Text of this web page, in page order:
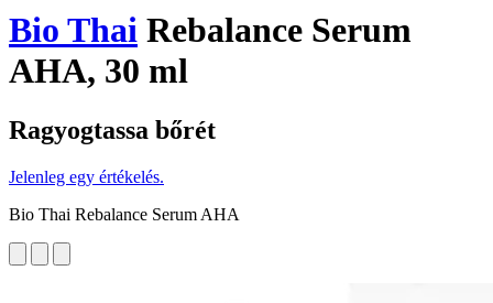
Bio Thai Rebalance Serum
AHA, 30 ml
Ragyogtassa bőrét
Jelenleg egy értékelés.
Bio Thai Rebalance Serum AHA